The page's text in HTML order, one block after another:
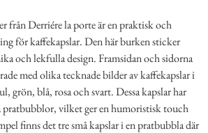
från Derriére la porte är en praktisk och
för kaffekapslar. Den här burken sticker
och lekfulla design. Framsidan och sidorna
med olika tecknade bilder av kaffekapslar i
grön, blå, rosa och svart. Dessa kapslar har
pratbubblor, vilket ger en humoristisk touch
finns det tre små kapslar i en pratbubbla där